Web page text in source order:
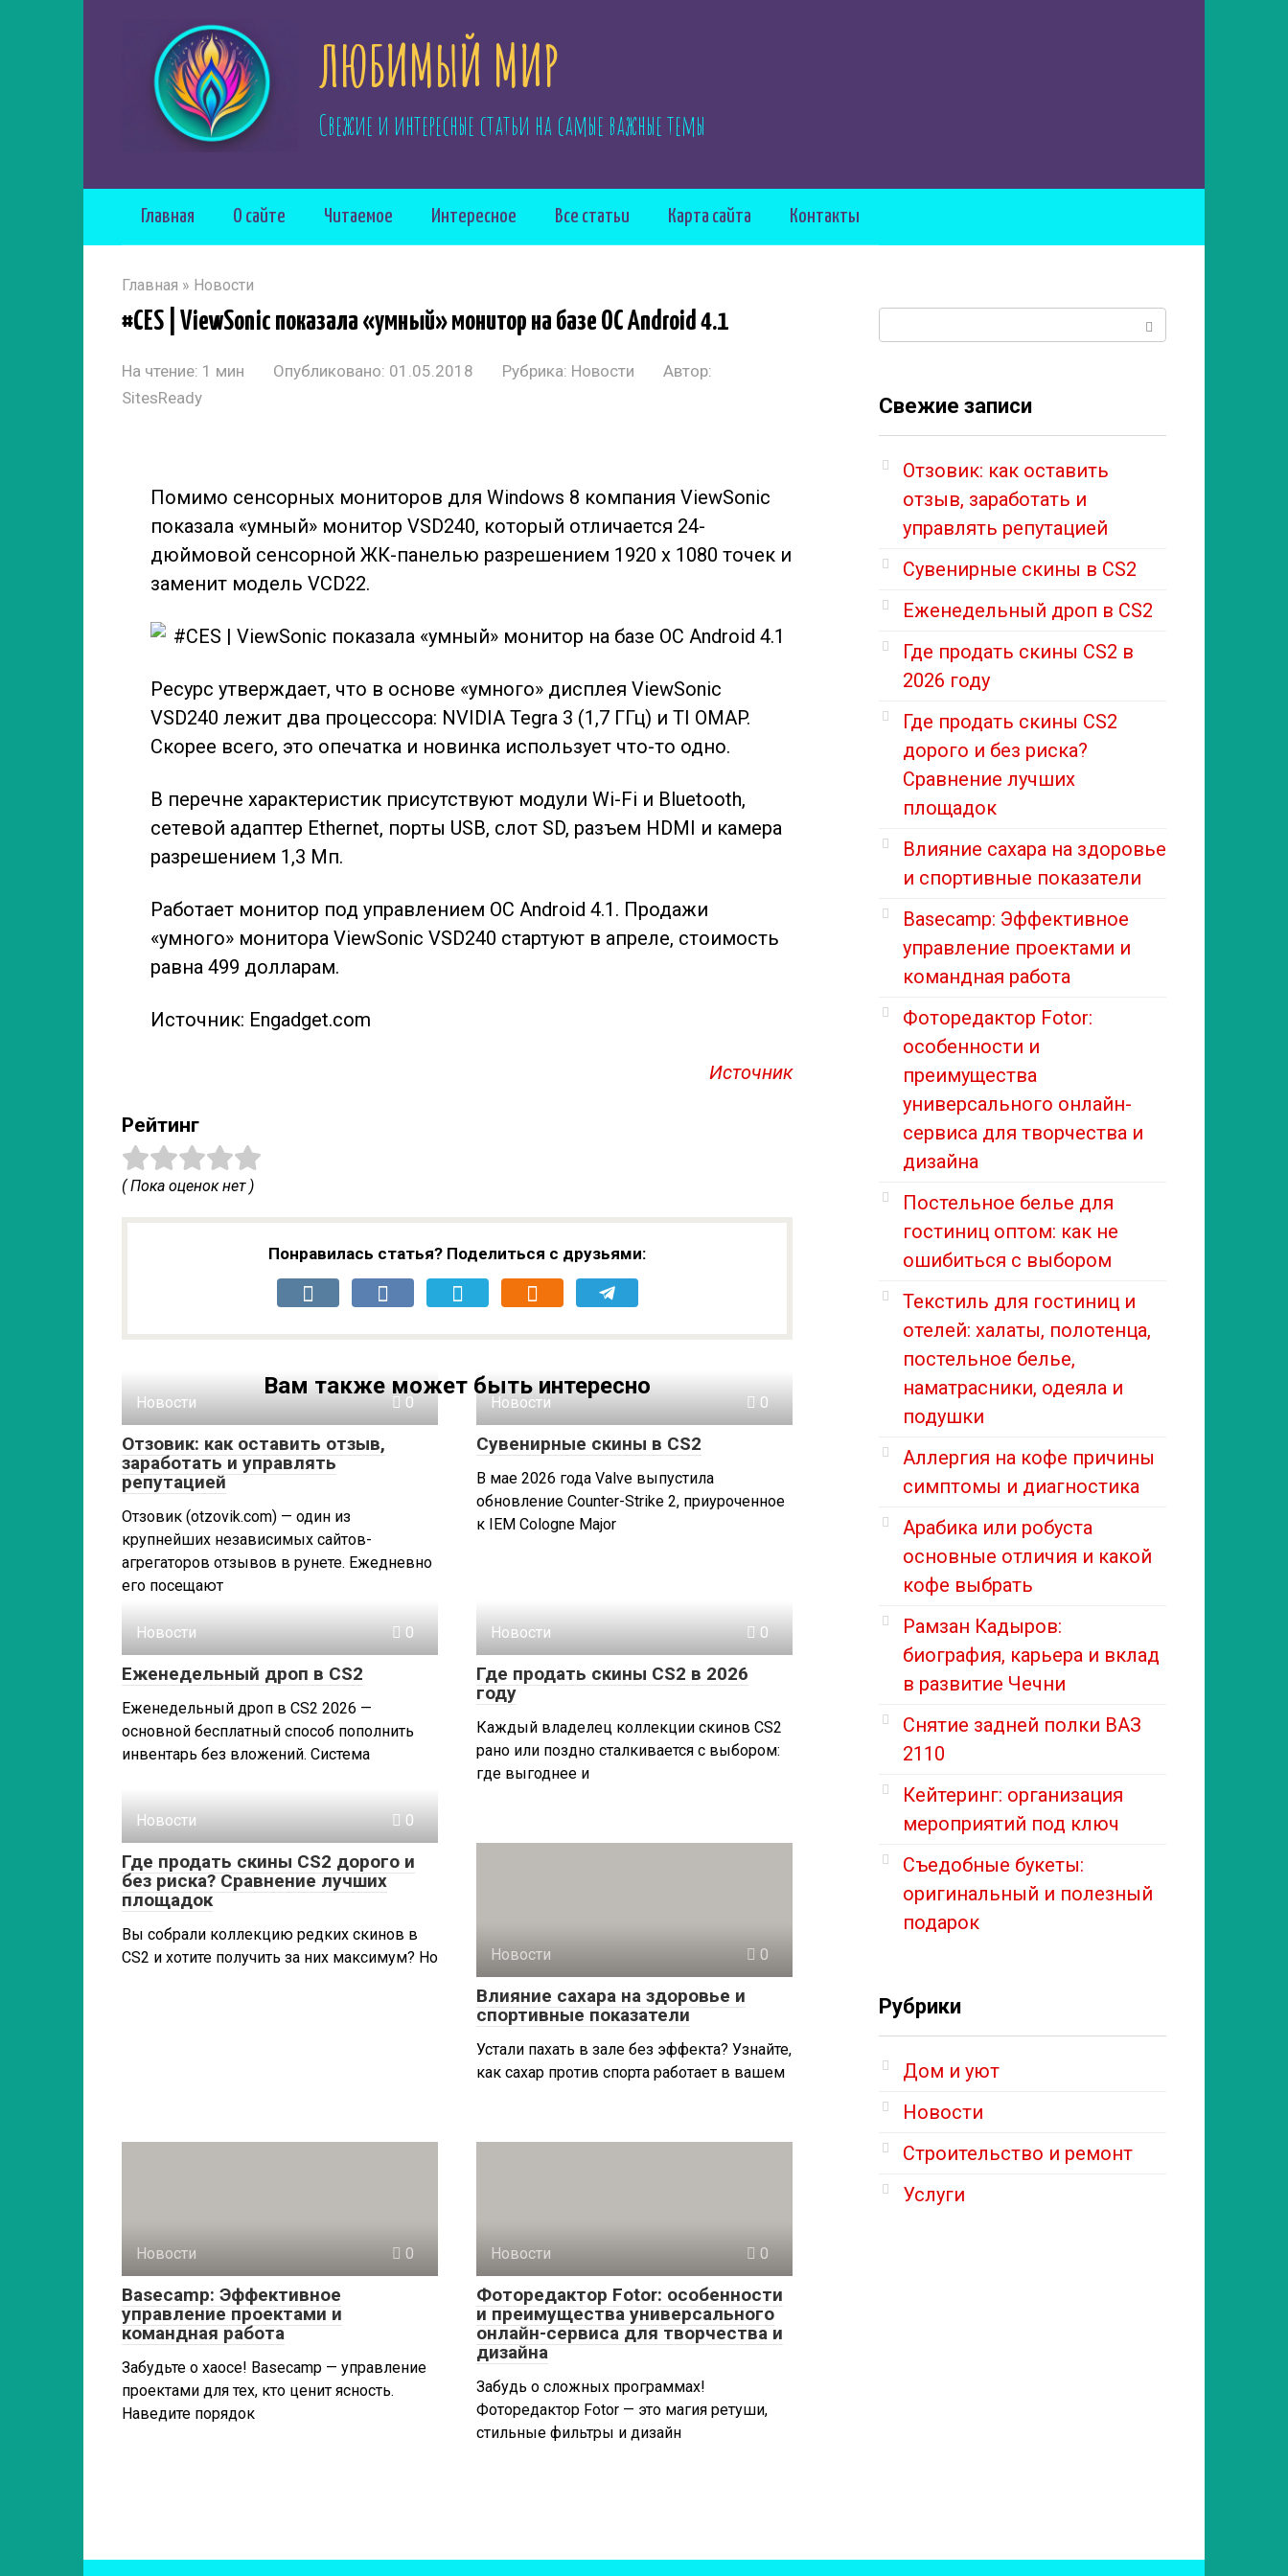
ЛЮБИМЫЙ МИР
Свежие и интересные статьи на самые важные темы
Главная О сайте Читаемое Интересное Все статьи Карта сайта Контакты
Главная » Новости
#CES | ViewSonic показала «умный» монитор на базе ОС Android 4.1
На чтение: 1 мин Опубликовано: 01.05.2018 Рубрика: Новости
Автор:
SitesReady
Помимо сенсорных мониторов для Windows 8 компания ViewSonic
показала «умный» монитор VSD240, который отличается 24-
дюймовой сенсорной ЖК-панелью разрешением 1920 х 1080 точек и
заменит модель VCD22.
Ресурс утверждает, что в основе «умного» дисплея ViewSonic
VSD240 лежит два процессора: NVIDIA Tegra 3 (1,7 ГГц) и TI OMAP.
Скорее всего, это опечатка и новинка использует что-то одно.
В перечне характеристик присутствуют модули Wi-Fi и Bluetooth,
сетевой адаптер Ethernet, порты USB, слот SD, разъем HDMI и камера
разрешением 1,3 Мп.
Работает монитор под управлением ОС Android 4.1. Продажи
«умного» монитора ViewSonic VSD240 стартуют в апреле, стоимость
равна 499 долларам.
Источник: Engadget.com
Источник
Рейтинг
( Пока оценок нет )
Понравилась статья? Поделиться с друзьями:
Вам также может быть интересно
Новости 0
Отзовик: как оставить отзыв,
заработать и управлять
репутацией
Отзовик (otzovik.com) — один из
крупнейших независимых сайтов-
агрегаторов отзывов в рунете. Ежедневно
его посещают
Новости 0
Сувенирные скины в CS2
В мае 2026 года Valve выпустила
обновление Counter-Strike 2, приуроченное
к IEM Cologne Major
Новости 0
Еженедельный дроп в CS2
Еженедельный дроп в CS2 2026 —
основной бесплатный способ пополнить
инвентарь без вложений. Система
Новости 0
Где продать скины CS2 в 2026
году
Каждый владелец коллекции скинов CS2
рано или поздно сталкивается с выбором:
где выгоднее и
Новости 0
Где продать скины CS2 дорого и
без риска? Сравнение лучших
площадок
Вы собрали коллекцию редких скинов в
CS2 и хотите получить за них максимум? Но
Новости 0
Влияние сахара на здоровье и
спортивные показатели
Устали пахать в зале без эффекта? Узнайте,
как сахар против спорта работает в вашем
Новости 0
Basecamp: Эффективное
управление проектами и
командная работа
Забудьте о хаосе! Basecamp — управление
проектами для тех, кто ценит ясность.
Наведите порядок
Новости 0
Фоторедактор Fotor: особенности
и преимущества универсального
онлайн-сервиса для творчества и
дизайна
Забудь о сложных программах!
Фоторедактор Fotor — это магия ретуши,
стильные фильтры и дизайн
Свежие записи
Отзовик: как оставить
отзыв, заработать и
управлять репутацией
Сувенирные скины в CS2
Еженедельный дроп в CS2
Где продать скины CS2 в
2026 году
Где продать скины CS2
дорого и без риска?
Сравнение лучших
площадок
Влияние сахара на здоровье
и спортивные показатели
Basecamp: Эффективное
управление проектами и
командная работа
Фоторедактор Fotor:
особенности и
преимущества
универсального онлайн-
сервиса для творчества и
дизайна
Постельное белье для
гостиниц оптом: как не
ошибиться с выбором
Текстиль для гостиниц и
отелей: халаты, полотенца,
постельное белье,
наматрасники, одеяла и
подушки
Аллергия на кофе причины
симптомы и диагностика
Арабика или робуста
основные отличия и какой
кофе выбрать
Рамзан Кадыров:
биография, карьера и вклад
в развитие Чечни
Снятие задней полки ВАЗ
2110
Кейтеринг: организация
мероприятий под ключ
Съедобные букеты:
оригинальный и полезный
подарок
Рубрики
Дом и уют
Новости
Строительство и ремонт
Услуги